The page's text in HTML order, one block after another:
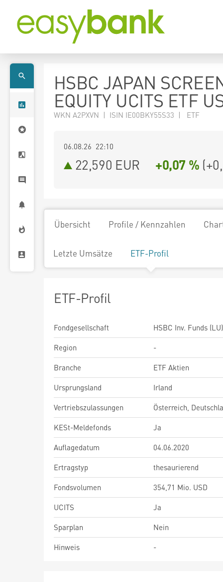
HSBC JAPAN
EQUITY UCITS ETF
WKN A2PXVN | ISIN IE00BKY55S33 | ETF
06.08.26 22:10
22,590 EUR +0,07 % (
Übersicht Profile / Kennzahlen
Letzte Umsätze ETF-Profil
ETF-Profil
Fondgesellschaft
HSBC Inv. Funds (LU)
Region
-
Branche
ETF Aktien
Ursprungsland
Irland
Vertriebszulassungen
Österreich,
KESt-Meldefonds
Ja
Auflagedatum
04.06.2020
Ertragstyp
thesaurierend
Fondsvolumen
354,71 Mio. USD
UCITS
Ja
Sparplan
Nein
Hinweis
-